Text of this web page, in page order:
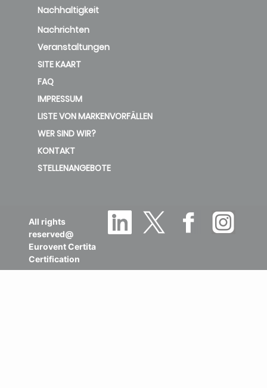
Nachhaltigkeit
Nachrichten
Veranstaltungen
SITE KAART
FAQ
IMPRESSUM
LISTE VON MARKENVORFÄLLEN
WER SIND WIR?
KONTAKT
STELLENANGEBOTE
All rights
reserved@
Eurovent Certita
Certification